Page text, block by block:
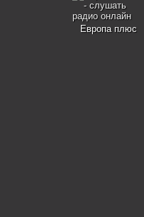
Европа плюс